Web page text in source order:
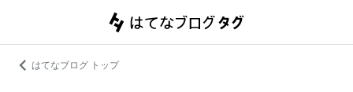
はてなブログ トップ